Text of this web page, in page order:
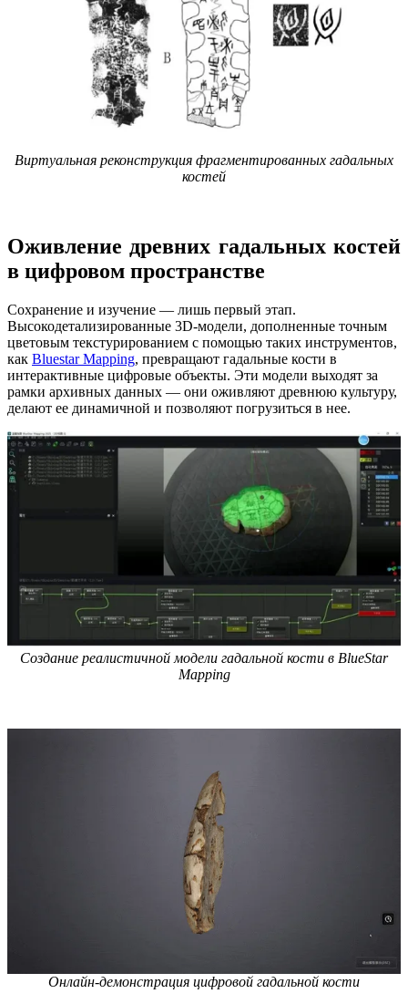
Виртуальная реконструкция фрагментированных гадальных
костей
Оживление древних гадальных костей
в цифровом пространстве
Сохранение и изучение — лишь первый этап.
Высокодетализированные 3D-модели, дополненные точным
цветовым текстурированием с помощью таких инструментов,
как Bluestar Mapping, превращают гадальные кости в
интерактивные цифровые объекты. Эти модели выходят за
рамки архивных данных — они оживляют древнюю культуру,
делают ее динамичной и позволяют погрузиться в нее.
Создание реалистичной модели гадальной кости в BlueStar
Mapping
Онлайн-демонстрация цифровой гадальной кости